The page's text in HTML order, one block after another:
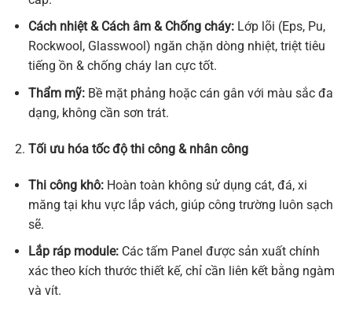
Cách nhiệt & Cách âm & Chống cháy:Lớp lõi (Eps, Pu,
Rockwool, Glasswool) ngăn chặn dòng nhiệt, triệt tiêu
tiếng ồn & chống cháy lan cực tốt.
Thẩm mỹ:Bề mặt phảng hoặc cán gân với màu sắc đa
dạng, không cần sơn trát.
Tối ưu hóa tốc độ thi công & nhân công
Thi công khô:Hoàn toàn không sử dụng cát, đá, xi
măng tại khu vực lắp vách, giúp công trường luôn sạch
sẽ.
Lắp ráp module:Các tấm Panel được sản xuất chính
xác theo kích thước thiết kế, chỉ cần liên kết bằng ngàm
và vít.